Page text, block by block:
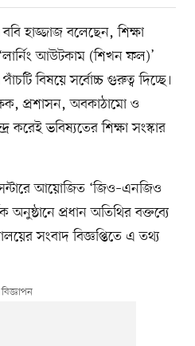
ববি হাজ্জাজ বলেছেন, শিক্ষা
আউটকাম (শিখন ফল)’
বিষয়ে সর্বোচ্চ গুরুত্ব দিচ্ছে।
প্রশাসন, অবকাঠামো ও
করেই ভবিষ্যতের শিক্ষা সংস্কার
আয়োজিত ‘জিও–এনজিও
প্রধান অতিথির বক্তব্যে
সংবাদ বিজ্ঞপ্তিতে এ তথ্য